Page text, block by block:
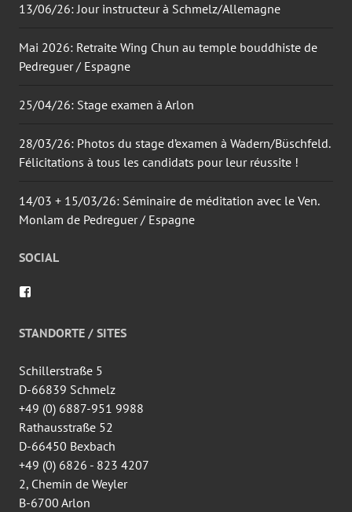
13/06/26: Jour instructeur à Schmelz/Allemagne
Mai 2026: Retraite Wing Chun au temple bouddhiste de
Pedreguer / Espagne
25/04/26: Stage examen à Arlon
28/03/26: Photos du stage d’examen à Wadern/Büschfeld.
Félicitations à tous les candidats pour leur réussite !
14/03 + 15/03/26: Séminaire de méditation avec le Ven.
Monlam de Pedreguer / Espagne
SOCIAL
de
wingtsun.arlon
Facebook
STANDORTE / SITES
Schillerstraße 5
D-66839 Schmelz
+49 (0) 6887-951 9988
Rathausstraße 52
D-66450 Bexbach
+49 (0) 6826 - 823 4207
2, Chemin de Weyler
B-6700 Arlon